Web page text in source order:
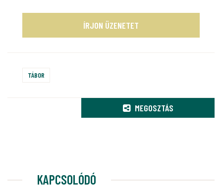
ÍRJON ÜZENETET
TÁBOR
MEGOSZTÁS
KAPCSOLÓDÓ